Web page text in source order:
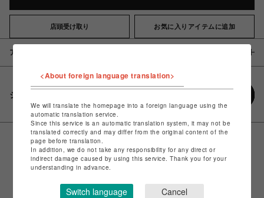
店頭受け取り お気に入りアイテムに追加
アイテム説明 / 素材
シェアする
<About foreign language translation>
We will translate the homepage into a foreign language using the
automatic translation service.
Since this service is an automatic translation system, it may not be
translated correctly and may differ from the original content of the
page before translation.
In addition, we do not take any responsibility for any direct or
indirect damage caused by using this service. Thank you for your
understanding in advance.
Switch language Cancel